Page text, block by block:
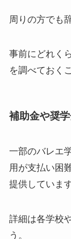
周りの方でも
事前にどれく
を調べておく
補助金や奨
一部のバレエ
用が支払い困
提供しています
詳細は各学校
う。